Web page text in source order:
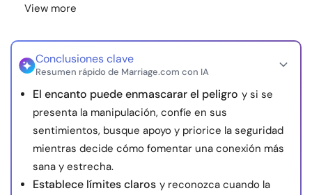
Sobre nosotros Contáctanos
nosotros
© Copyright 2026. Todos los derechos reservados.
View more
Conclusiones clave
Resumen rápido de Marriage.com con IA
El encanto puede enmascarar el peligro y si se
presenta la manipulación, confíe en sus
sentimientos, busque apoyo y priorice la seguridad
mientras decide cómo fomentar una conexión más
sana y estrecha.
Establece límites claros y reconozca cuando la